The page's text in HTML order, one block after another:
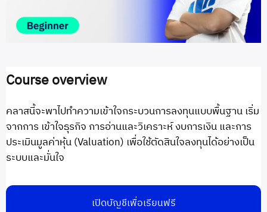
Course overview
คลาสนี้จะพาไปทำความเข้าใจกระบวนการลงทุนแบบพื้นฐาน เริ่ม
จากการ เข้าใจธุรกิจ การอ่านและวิเคราะห์ งบการเงิน และการ
ประเมินมูลค่าหุ้น (Valuation) เพื่อใช้ตัดสินใจลงทุนได้อย่างเป็น
ระบบและมั่นใจ
เปิดบัญชีเพื่อเรียนฟรี